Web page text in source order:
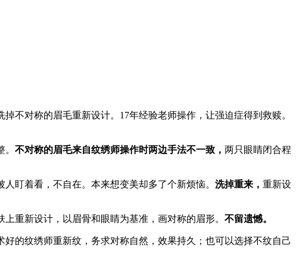
不对称的眉毛重新设计。17年经验老师操作，让强迫症得到救赎。
不对称的眉毛来自纹绣师操作时两边手法不一致， 两只眼睛闭合程
盯着看，不自在。本来想变美却多了个新烦恼。 洗掉重来， 重新设
重新设计，以眉骨和眼睛为基准，画对称的眉形。 不留遗憾。
的纹绣师重新纹，务求对称自然，效果持久；也可以选择不纹自己